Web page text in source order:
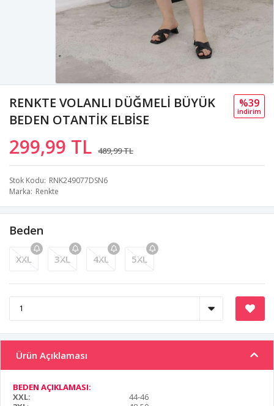
RENKTE VOLANLI DÜĞMELİ BÜYÜK
BEDEN OTANTİK ELBİSE
299,99 TL 489,99 TL
%39
i̇ndi̇ri̇m
Stok Kodu RNK249077DSN6
Marka Renkte
Beden
XXL 3XL 4XL 5XL
Ürün Açıklaması
BEDEN AÇIKLAMASI:
XXL:
44-46